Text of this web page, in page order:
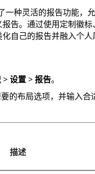
一种灵活的报告功能，
告。通过使用定制徽标
自己的报告并融入个人
>设置>报告。
的布局选项，并输入合
描述